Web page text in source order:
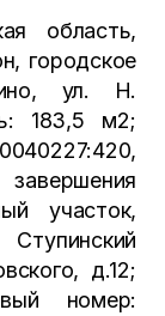
область,
городское
ул. Н.
183,5 м2;
участок,
д.12;
номер: